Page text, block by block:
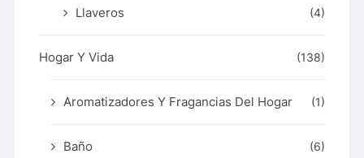
Llaveros (4)
Hogar Y Vida (138)
Aromatizadores Y Fragancias Del Hogar (1)
Baño (6)